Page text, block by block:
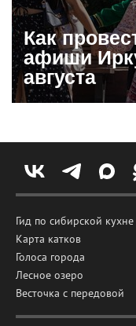
Как
афиши
августа
Гид по сибирской кухне
Карта катков
Голоса города
Лесное озеро
Весточка с передовой